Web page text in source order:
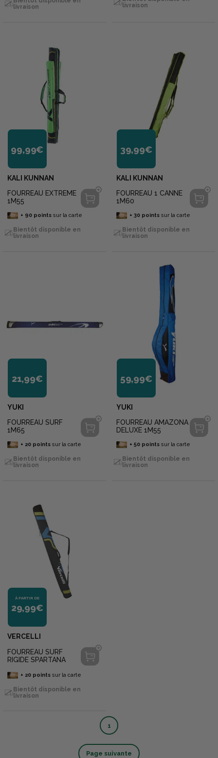
livraison
livraison
99,99€
KALI KUNNAN
FOURREAU EXTREME
1M55
+ 90pointssur la carte
Bientôt disponible en
livraison
39,99€
KALI KUNNAN
FOURREAU 1 CANNE
1M60
+ 30pointssur la carte
Bientôt disponible en
livraison
21,99€
YUKI
FOURREAU SURF
1M65
+ 20pointssur la carte
Bientôt disponible en
livraison
59,99€
YUKI
FOURREAU AMAZONA
DELUXE 1M55
+ 50pointssur la carte
Bientôt disponible en
livraison
À PARTIR DE
29,99€
VERCELLI
FOURREAU SURF
RIGIDE SPARTANA
+ 20pointssur la carte
Bientôt disponible en
livraison
1
Page suivante